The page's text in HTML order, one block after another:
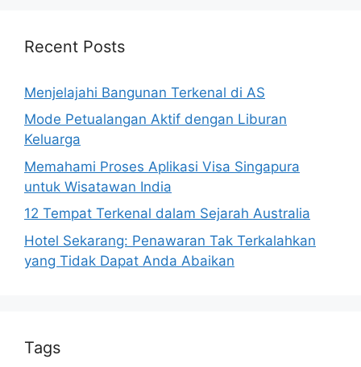
Recent Posts
Menjelajahi Bangunan Terkenal di AS
Mode Petualangan Aktif dengan Liburan
Keluarga
Memahami Proses Aplikasi Visa Singapura
untuk Wisatawan India
12 Tempat Terkenal dalam Sejarah Australia
Hotel Sekarang: Penawaran Tak Terkalahkan
yang Tidak Dapat Anda Abaikan
Tags